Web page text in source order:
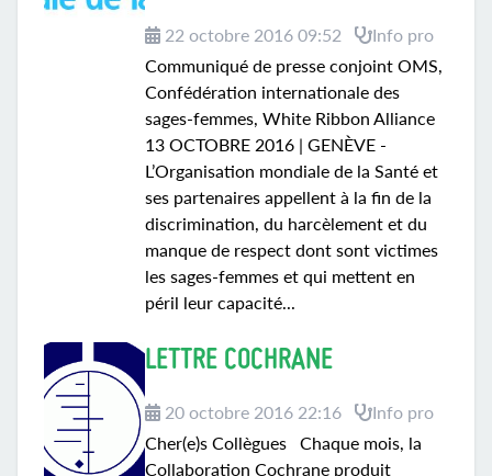
22 octobre 2016 09:52
Info pro
Communiqué de presse conjoint OMS,
Confédération internationale des
sages-femmes, White Ribbon Alliance
13 OCTOBRE 2016 | GENÈVE -
L’Organisation mondiale de la Santé et
ses partenaires appellent à la fin de la
discrimination, du harcèlement et du
manque de respect dont sont victimes
les sages-femmes et qui mettent en
péril leur capacité...
LETTRE COCHRANE
20 octobre 2016 22:16
Info pro
Cher(e)s Collègues Chaque mois, la
Collaboration Cochrane produit